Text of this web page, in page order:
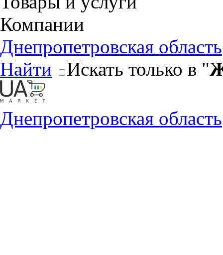
Компании
Днепропетровская область
Найти
Искать только в "
Днепропетровская область